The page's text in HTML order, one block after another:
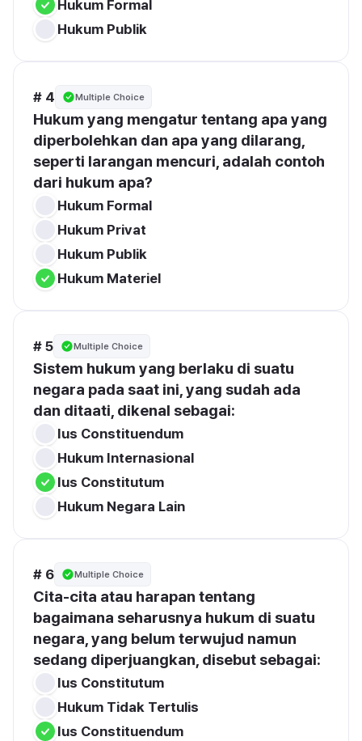
Hukum Formal
Hukum Publik
# 4 Multiple Choice
Hukum yang mengatur tentang apa yang
diperbolehkan dan apa yang dilarang,
seperti larangan mencuri, adalah contoh
dari hukum apa?
Hukum Formal
Hukum Privat
Hukum Publik
Hukum Materiel
# 5 Multiple Choice
Sistem hukum yang berlaku di suatu
negara pada saat ini, yang sudah ada
dan ditaati, dikenal sebagai:
Ius Constituendum
Hukum Internasional
Ius Constitutum
Hukum Negara Lain
# 6 Multiple Choice
Cita-cita atau harapan tentang
bagaimana seharusnya hukum di suatu
negara, yang belum terwujud namun
sedang diperjuangkan, disebut sebagai:
Ius Constitutum
Hukum Tidak Tertulis
Ius Constituendum